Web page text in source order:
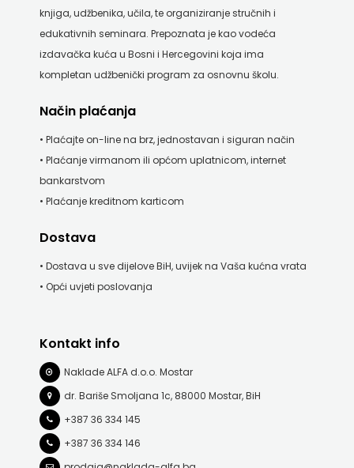
knjiga, udžbenika, učila, te organiziranje stručnih i
edukativnih seminara. Prepoznata je kao vodeća
izdavačka kuća u Bosni i Hercegovini koja ima
kompletan udžbenički program za osnovnu školu.
Način plaćanja
• Plaćajte on-line na brz, jednostavan i siguran način
• Plaćanje virmanom ili općom uplatnicom, internet
bankarstvom
• Plaćanje kreditnom karticom
Dostava
• Dostava u sve dijelove BiH, uvijek na Vaša kućna vrata
• Opći uvjeti poslovanja
Kontakt info
Naklade ALFA d.o.o. Mostar
dr. Bariše Smoljana 1c, 88000 Mostar, BiH
+387 36 334 145
+387 36 334 146